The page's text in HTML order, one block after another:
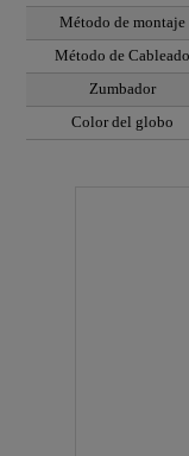
Método de montaje
Método de Cableado
Zumbador
Color del globo